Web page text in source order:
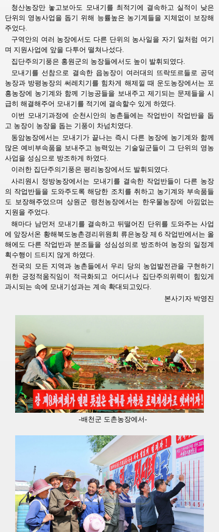
청산농장만 놓고보아도 모내기를 최적기에 결속하고 실적이 낮은
단위의 영농사업을 돕기 위해 능률높은 농기계들을 지체없이 보장해
주었다.
구역안의 여러 농장에서도 다른 단위의 농사일을 자기 일처럼 여기
며 지원사업에 앞을 다투어 떨쳐나섰다.
집단주의기풍은 홍원군의 농장들에서도 높이 발휘되였다.
모내기를 선참으로 결속한 읍농장이 여러대의 뜨락또르들로 공덕
농장과 방평농장의 써레치기를 힘차게 해제낄 때 운도농장에서는 포
흥농장에 농기계와 함께 기능공들을 보내주고 제기되는 문제들을 시
급히 해결해주어 모내기를 적기에 결속할수 있게 하였다.
이번 모내기과정에 순천시안의 농촌들에는 작업반이 작업반을 돕
고 농장이 농장을 돕는 기풍이 차넘치였다.
동암농장에서는 모내기가 끝나는 즉시 다른 농장에 농기계와 함께
많은 예비부속품을 보내주고 능력있는 기술일군들이 그 단위의 영농
사업을 성심으로 방조하게 하였다.
이러한 집단주의기풍은 평리농장에서도 발휘되였다.
사리원시 정방농장에서는 모내기를 결속한 작업반들이 다른 농장
의 작업반들을 도와주도록 해당한 조치를 취하고 농기계와 부속품들
도 보장해주었으며 상원군 령천농장에서는 한우물농장에 아낌없는
지원을 주었다.
해마다 남먼저 모내기를 결속하고 뒤떨어진 단위를 도와주는 사업
에 앞장서온 황해북도농촌경리위원회 류은농장 제６작업반에서는 올
해에도 다른 작업반과 분조들을 성심성의로 방조하여 농장의 일정계
획수행이 드티지 않게 하였다.
전국의 모든 지역과 농촌들에서 우리 당의 농업발전관을 구현하기
위한 긍정적움직임이 적극화되고 어디서나 집단주의위력이 힘있게
과시되는 속에 모내기성과는 계속 확대되고있다.
본사기자 박영진
-배천군 도촌농장에서-